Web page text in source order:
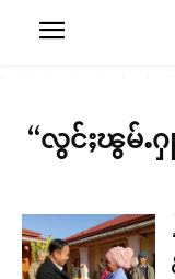
“လွင်ႈၽွမ်ႉ